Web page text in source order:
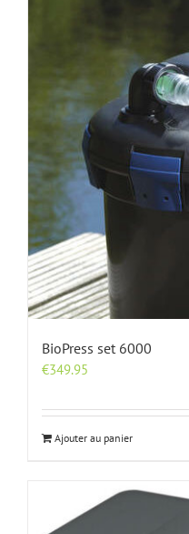
BioPress set 6000
€349.95
Ajouter au panier